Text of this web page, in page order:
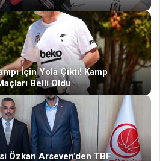
İçin Yola Çıktı! Kamp
Belli Oldu
Özkan Arseven’den TBF